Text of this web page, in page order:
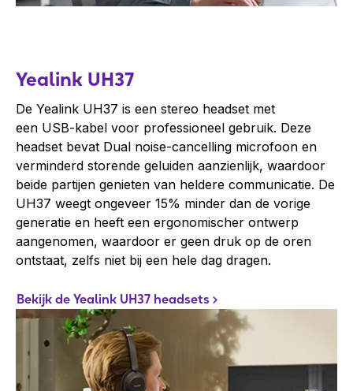
Yealink UH37
De Yealink UH37 is een stereo headset met
een USB-kabel voor professioneel gebruik. Deze
headset bevat Dual noise-cancelling microfoon en
verminderd storende geluiden aanzienlijk, waardoor
beide partijen genieten van heldere communicatie. De
UH37 weegt ongeveer 15% minder dan de vorige
generatie en heeft een ergonomischer ontwerp
aangenomen, waardoor er geen druk op de oren
ontstaat, zelfs niet bij een hele dag dragen.
Bekijk de Yealink UH37 headsets